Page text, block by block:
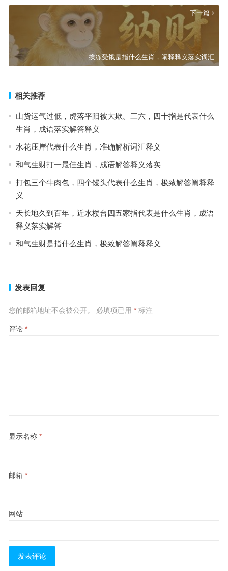
下一篇
挨冻受饿是指什么生肖，阐释释义落实词汇
相关推荐
山货运气过低，虎落平阳被大欺。三六，四十指是代表什么
生肖，成语落实解答释义
水花压岸代表什么生肖，准确解析词汇释义
和气生财打一最佳生肖，成语解答释义落实
打包三个牛肉包，四个馒头代表什么生肖，极致解答阐释释
义
天长地久到百年，近水楼台四五家指代表是什么生肖，成语
释义落实解答
和气生财是指什么生肖，极致解答阐释释义
发表回复
您的邮箱地址不会被公开。 必填项已用 *标注
评论 *
显示名称 *
邮箱 *
网站